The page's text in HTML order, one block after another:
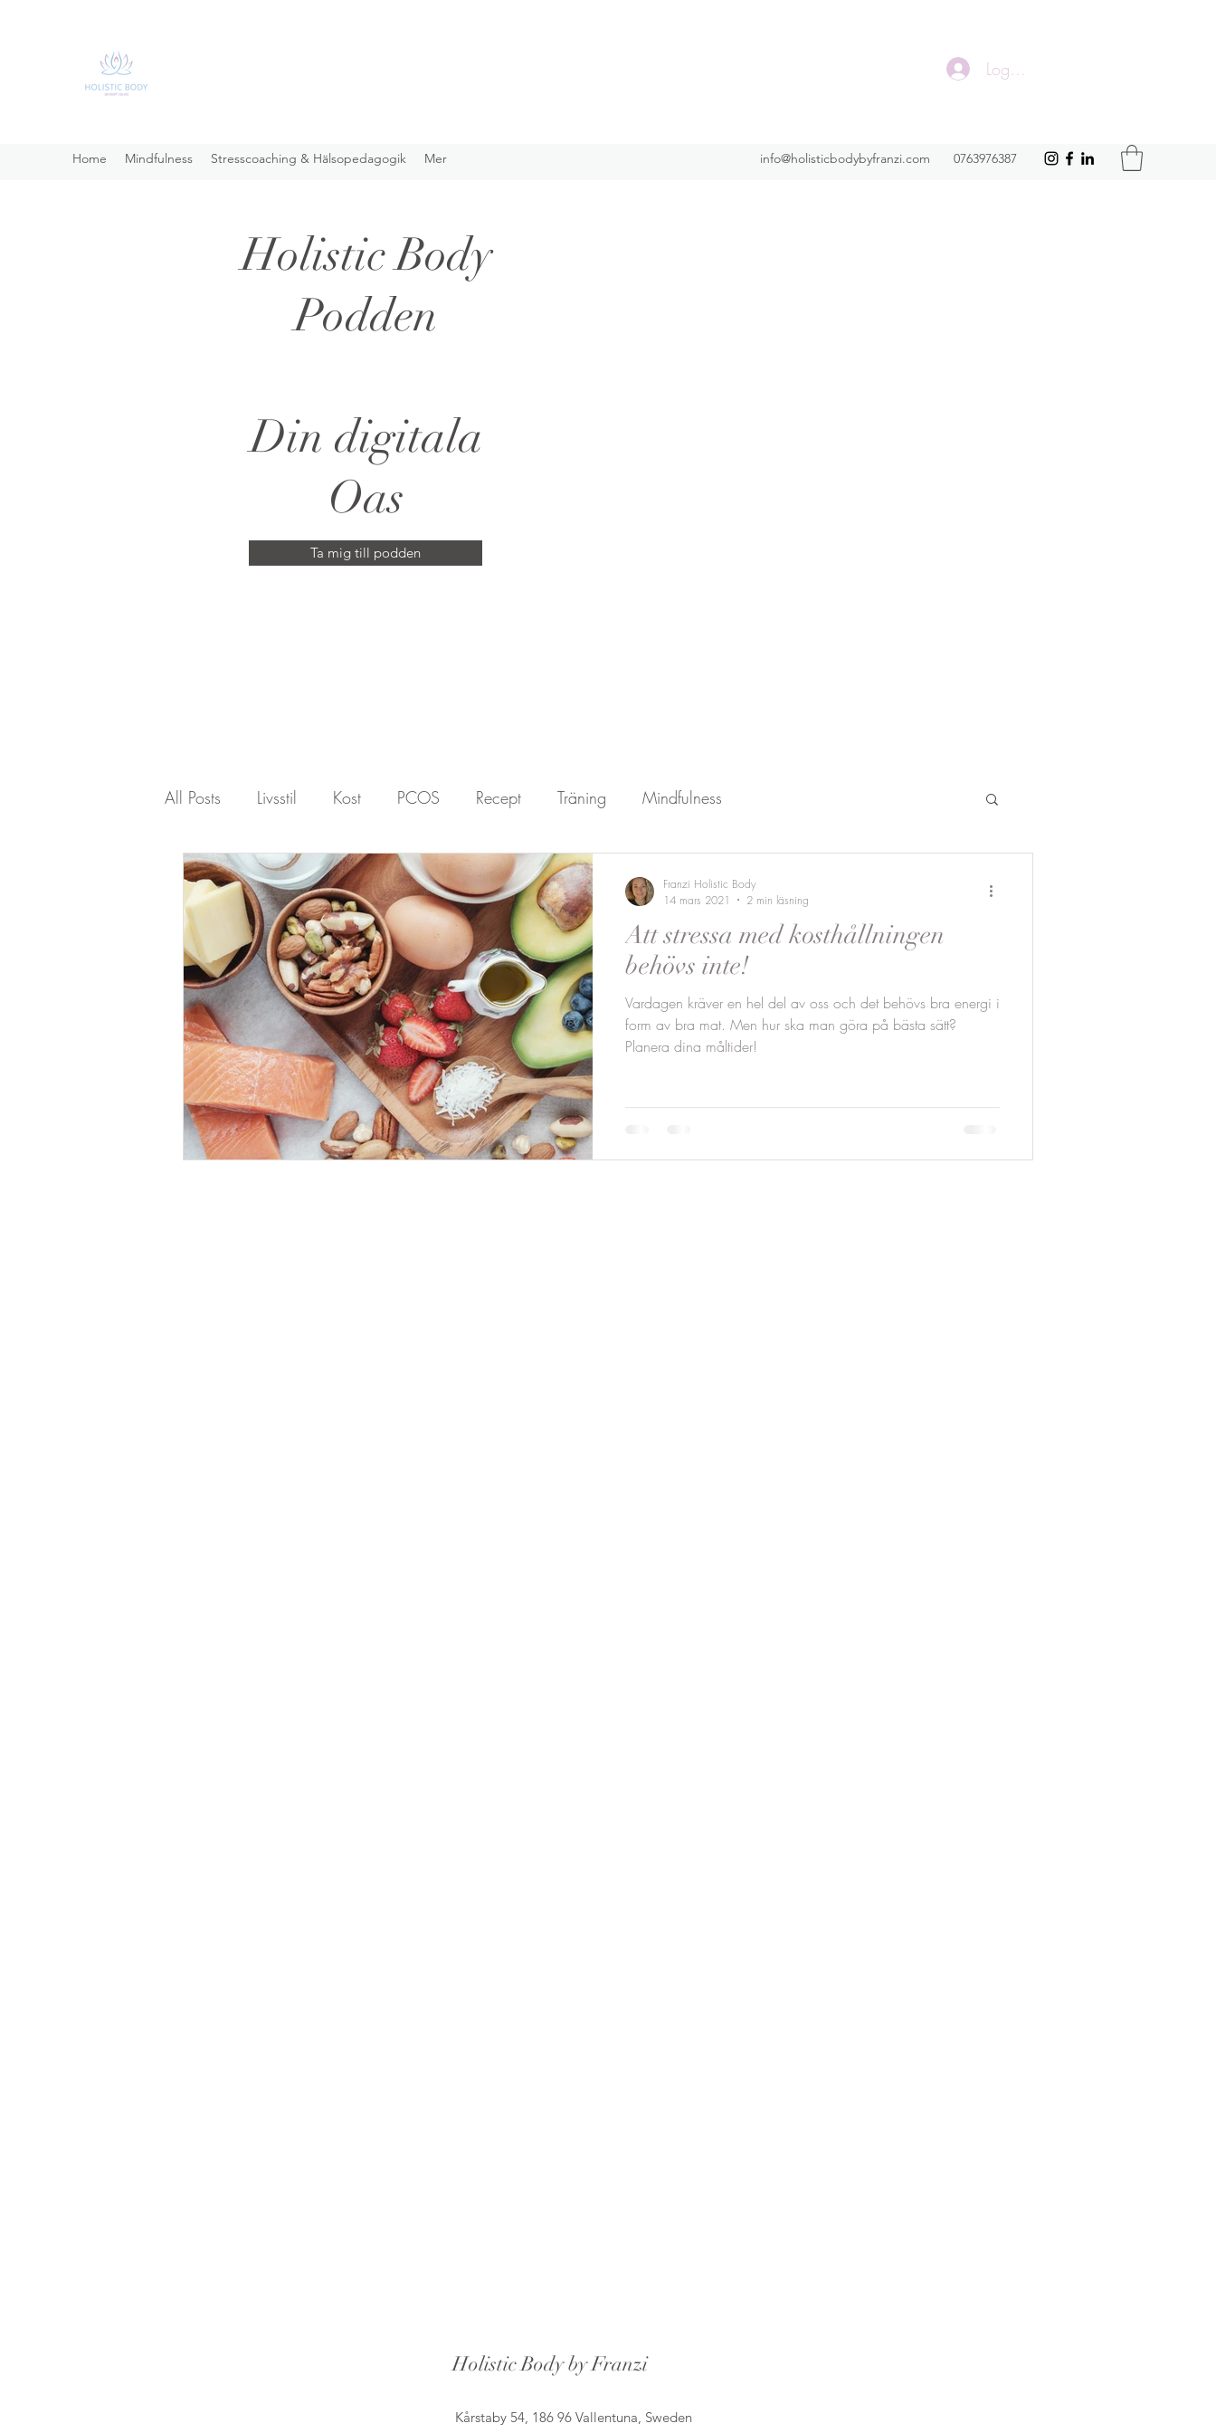
Logga in
Home Mindfulness Stresscoaching & Hälsopedagogik Mer info@holisticbodybyfranzi.com 0763976387
Holistic Body
Podden
Din digitala
Oas
Ta mig till podden
All Posts Livsstil Kost PCOS Recept Träning Mindfulness
Att stressa med kosthållningen
behövs inte!
Vardagen kräver en hel del av oss och det behövs bra energi i
form av bra mat. Men hur ska man göra på bästa sätt?
Planera dina måltider!
Franzi Holistic Body
14 mars 2021
2 min läsning
Holistic Body by Franzi
Kårstaby 54, 186 96 Vallentuna, Sweden